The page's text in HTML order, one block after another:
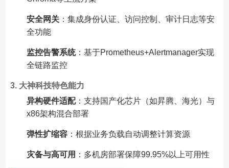
安全网关：集成身份认证、访问控制、审计日志等安
全功能
监控告警系统：基于Prometheus+Alertmanager实现
全链路监控
3. 大神科技特色能力
异构硬件适配：支持国产化芯片（如昇腾、海光）与
x86架构混合部署
弹性扩缩容：根据业务负载自动调整计算资源
灾备与高可用 ：多机房部署保障99.95%以上可用性